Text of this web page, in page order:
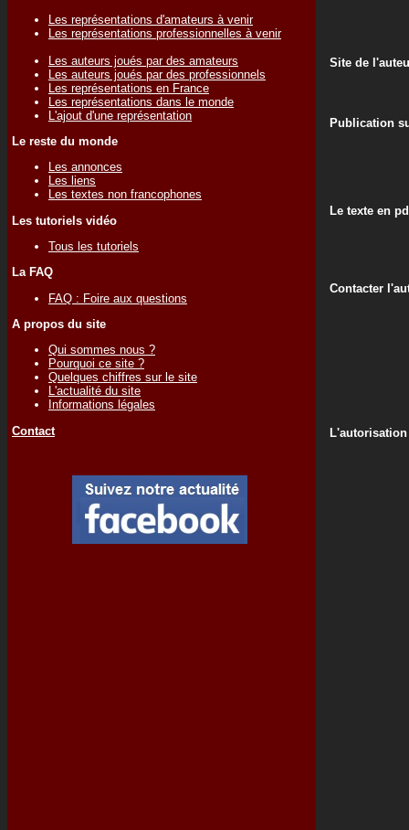
Les représentations d'amateurs à venir
Les représentations professionnelles à venir
Les auteurs joués par des amateurs
Les auteurs joués par des professionnels
Les représentations en France
Les représentations dans le monde
L'ajout d'une représentation
Le reste du monde
Les annonces
Les liens
Les textes non francophones
Les tutoriels vidéo
Tous les tutoriels
La FAQ
FAQ : Foire aux questions
A propos du site
Qui sommes nous ?
Pourquoi ce site ?
Quelques chiffres sur le site
L'actualité du site
Informations légales
Contact
Site de
Publication
Le texte en
Contacter
L'autorisation